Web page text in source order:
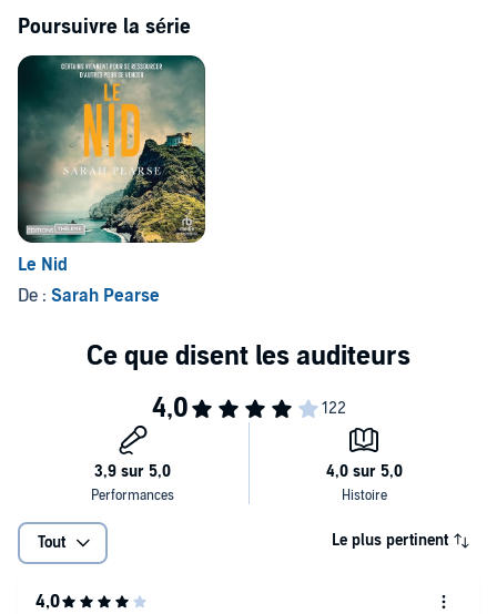
Poursuivre la série
Le Nid
De : Sarah Pearse
Tout Le plus pertinent